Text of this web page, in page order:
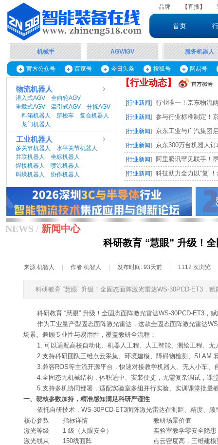
品牌 【直播】
首页
机械手 服务机器人
AGV/IGV
官方公众号 百家号 今日头条 搜狐号 网易号
【行业动态】
物流机器人
潜入式AGV 全向轮AGV
重载式AGV 牵引式AGV 分拣AGV
料箱机器人 穿梭车 复合机器人
龙门机器人
工业机器人
多关节机器人 水平关节机器人
并联机器人 坐标机器人
焊接机器人 喷涂机器人
码垛机器人 协作机器人
[行业新闻] 行业唯一！京东物流
[行业新闻] 参与行业标准制定！
[行业新闻] 京东工业与广汽集团
[行业新闻] 京东300万台机器人
[行业新闻] 阿里腾讯罕见联手！
[行业新闻] 科技助力全力以“复”
NEWS / 新闻中心
科研教育 “慧眼” 升级！
来源:机智人 作者:机智人 发布时间: 93天前 1112 次浏览
科研教育 “慧眼” 升级！全固态面阵激光雷达WS-30PCD-ET3，
科研教育 “慧眼” 升级！全固态面阵激光雷达WS-30PCD-ET3，赋
作为工业量产型固态面阵激光雷达，这款全固态面阵激光雷达
场景。兼顾专业性与易用性，覆盖教研全流程：
1. 可以适配高校自动化、机器人工程、人工智能、测绘工程、无
2.支持科研团队三维点云采集、环境建模、障碍物检测、SLAM
3.兼容ROS等主流开源平台，快速对接教学机器人、无人小车、
4.全固态无机械结构，体积适中、安装便捷，无需复杂调试，课
5.支持多机协同部署，适配实验室多组并行实验、实训课堂批量
一、硬核参数加持，精准感知满足科研严谨性
依托自研技术，WS-30PCD-ET3面阵激光雷达在测距、精度、
核心参数
指标详情
教研场景价值
激光等级
1 级（人眼安全）
实验室教学零安全隐
激光线束
150线面阵
点云密度高，三维建